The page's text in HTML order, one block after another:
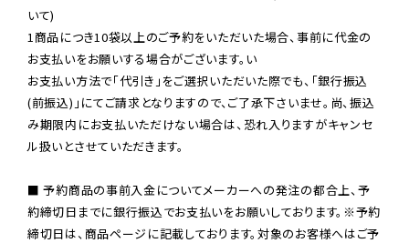
いて)
1商品につき10袋以上のご予約をいただいた場合、事前に代金の
お支払いをお願いする場合がございます。い
お支払い方法で「代引き」をご選択いただいた際でも、「銀行振込
(前振込)」にてご請求となりますので、ご了承下さいませ。尚、振込
み期限内にお支払いただけない場合は、恐れ入りますがキャンセ
ル扱いとさせていただきます。
■ 予約商品の事前入金についてメーカーへの発注の都合上、予
約締切日までに銀行振込でお支払いをお願いしております。※予約
締切日は、商品ページに記載しております。対象のお客様へはご予